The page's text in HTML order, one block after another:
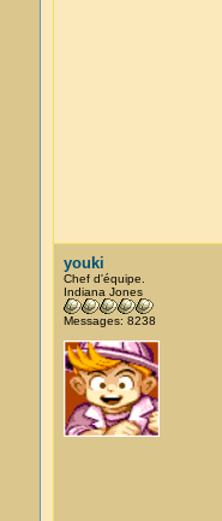
youki
Chef d'équipe.
Indiana Jones
Messages: 8238